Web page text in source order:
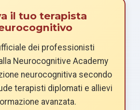
il tuo terapista
dei professionisti
Neurocognitive Academy
neurocognitiva secondo
terapisti diplomati e allievi
avanzata.